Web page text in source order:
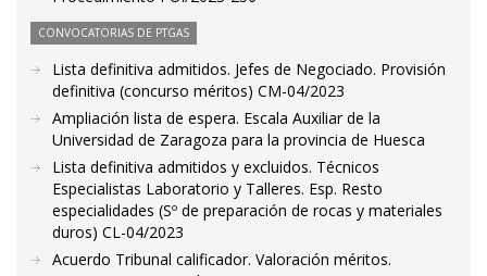
CONVOCATORIAS DE PTGAS
Lista definitiva admitidos. Jefes de Negociado. Provisión
definitiva (concurso méritos) CM-04/2023
Ampliación lista de espera. Escala Auxiliar de la
Universidad de Zaragoza para la provincia de Huesca
Lista definitiva admitidos y excluidos. Técnicos
Especialistas Laboratorio y Talleres. Esp. Resto
especialidades (Sº de preparación de rocas y materiales
duros) CL-04/2023
Acuerdo Tribunal calificador. Valoración méritos.